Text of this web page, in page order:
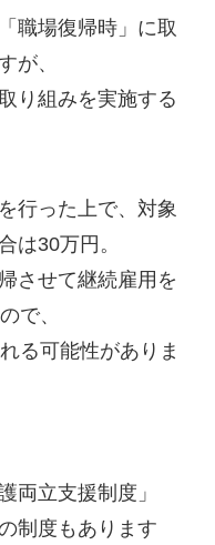
職場復帰時」に取
が、
り組みを実施する
行った上で、対象
は30万円。
させて継続雇用を
で、
る可能性がありま
両立支援制度」
制度もあります